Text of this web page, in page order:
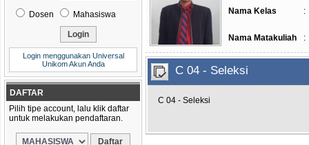
Dosen Mahasiswa
Login menggunakan Universal
Unikom Akun Anda
DAFTAR
Pilih tipe account, lalu klik daftar
untuk melakukan pendaftaran.
Nama Kelas :
Nama Matakuliah :
C 04 - Seleksi
C 04 - Seleksi